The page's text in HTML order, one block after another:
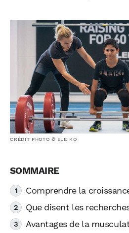
CRÉDIT PHOTO © ELEIKO
Comprendre la
Que disent les
Avantages de la